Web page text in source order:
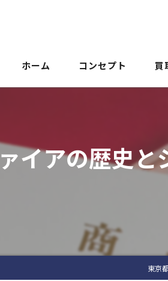
ホーム コンセプト 買
イアの歴史
東京